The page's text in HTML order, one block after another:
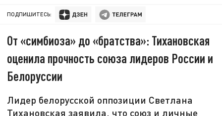
ПОДПИШИТЕСЬ:
От «симбиоза» до «братства»: Тихановская
оценила прочность союза лидеров России и
Белоруссии
Лидер белорусской оппозиции Светлана
Тихановская заявила, что союз и личные